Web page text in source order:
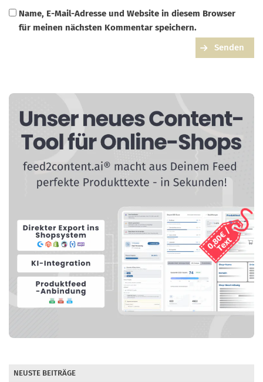
Name, E-Mail-Adresse und Website in diesem Browser
für meinen nächsten Kommentar speichern.
Senden
NEUSTE BEITRÄGE